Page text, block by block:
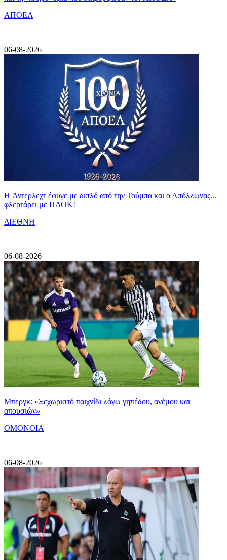
ΑΠΟΕΛ
|
06-08-2026
H Άντερλεχτ έφυγε με διπλό από την Τούμπα και ο Απόλλωνας...
φλερτάρει με ΠΑΟΚ!
ΔΙΕΘΝΗ
|
06-08-2026
Μπεργκ: «Ξεχωριστό παιχνίδι λόγω γηπέδου, ανέμου και
απουσιών»
ΟΜΟΝΟΙΑ
|
06-08-2026